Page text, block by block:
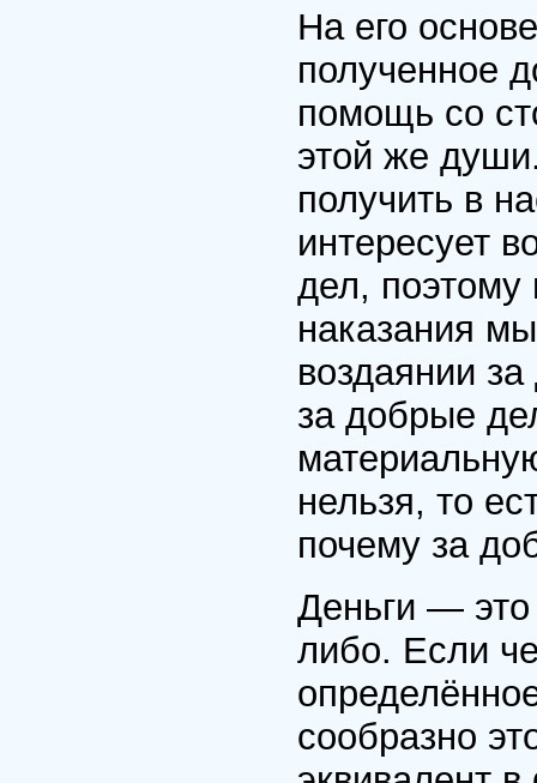
На его
полученное
помощь со
этой же
получить в
интересует
дел, поэтому
наказания
воздаянии
за добрые
нельзя, то
почему за
Деньги — это
либо. Если
сообразно